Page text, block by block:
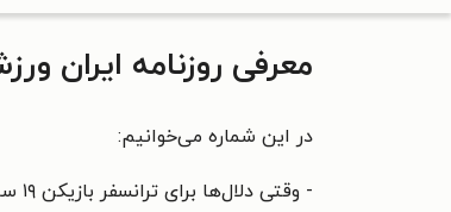
معرفی روزنامه ایران
در این شماره می‌خوانیم:
- وقتی دلال‌ها برای ترانسفر بازیکن ۱۹ ساله جشن می‌گیرند!